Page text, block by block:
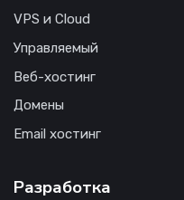
VPS и Cloud
Управляемый
Веб-хостинг
Домены
Email хостинг
Разработка